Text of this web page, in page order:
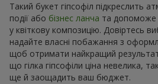
Такий букет гіпсофіл підкреслить
події або бізнес ланча та допоможе
у квіткову композицію. Довіртесь
надайте власні побажання з
щоб отримати найкращий
що гілка гіпсофіли ціна невелика,
ще й заощадить ваш бюджет.